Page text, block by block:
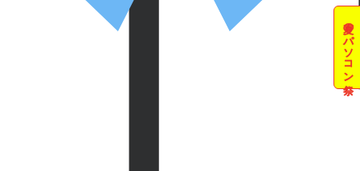
夏のパソコン祭